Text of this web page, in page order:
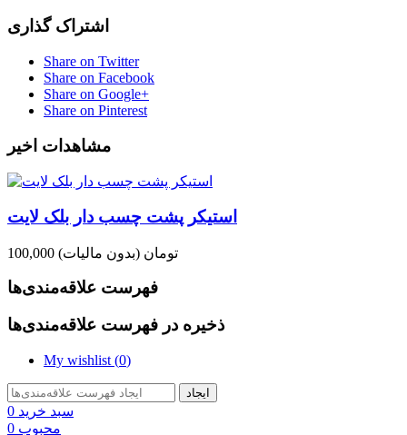
اشتراک گذاری
Share on Twitter
Share on Facebook
Share on Google+
Share on Pinterest
مشاهدات اخیر
استیکر پشت چسب دار بلک لایت
100,000 تومان (بدون مالیات)
فهرست علاقه‌مندی‌ها
ذخیره در فهرست علاقه‌مندی‌ها
My wishlist (0)
ایجاد
سبد خرید 0
محبوب 0